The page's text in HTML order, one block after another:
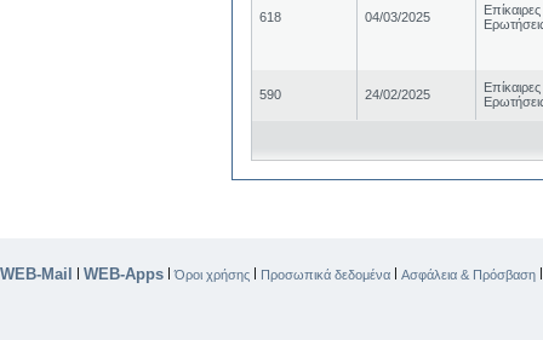
618 04/03/2025
Επίκαιρες
590 24/02/2025
Επίκαιρες
WEB-Mail WEB-Apps |Όροι χρήσης Προσωπικά δεδομένα Ασφάλεια & Πρόσβαση